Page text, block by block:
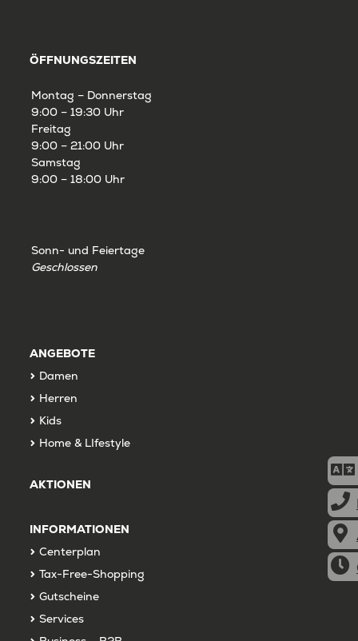
ÖFFNUNGSZEITEN
Montag – Donnerstag
9:00 – 19:30 Uhr
Freitag
9:00 – 21:00 Uhr
Samstag
9:00 – 18:00 Uhr
Sonn- und Feiertage
Geschlossen
ANGEBOTE
Damen
Herren
Kids
Home & LIfestyle
AKTIONEN
INFORMATIONEN
Centerplan
Tax-Free-Shopping
Gutscheine
Services